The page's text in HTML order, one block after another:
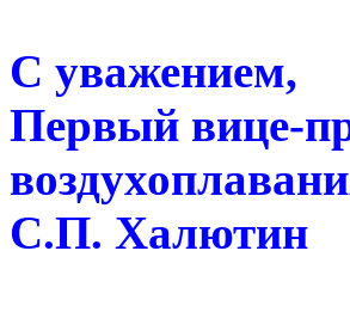
С уважением,
Первый вице-
С.П. Халютин